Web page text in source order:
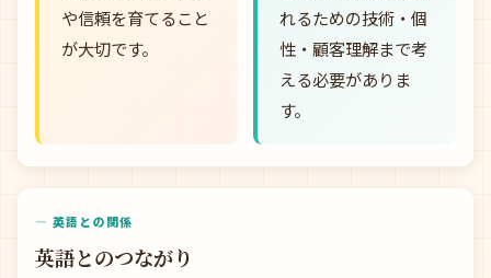
や信頼を育てること
が大切です。
れるための技術・個
性・顧客理解まで考
える必要がありま
す。
— 英語との関係
英語とのつながり